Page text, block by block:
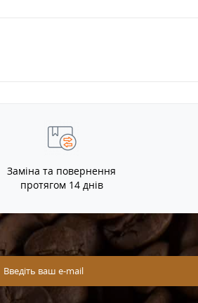
Заміна та повернення
протягом 14 днів